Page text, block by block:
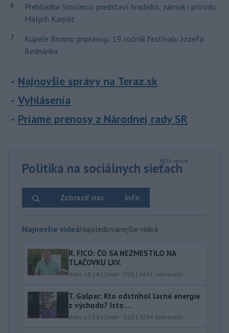
6
Prehliadka Smoleníc predstaví hradisko, zámok i prírodu
Malých Karpát
7
Kúpele Brusno pripravujú 19. ročník festivalu Jozefa
Bednárika
Najnovšie správy na Teraz.sk
Vyhlásenia
Priame prenosy z Národnej rady SR
Politika na sociálnych sieťach
Info
Zobraziť viac
Najnovšie videáNajsledovanejšie videá
R. FICO: ČO SA NEZMESTILO NA
TLAČOVKU LXV.
dnes 18:24 | Smer - SSD | 4641 zobrazení
T. Gašpar: Kto odstrihol lacné energie
z východu? Isto ...
dnes 17:56 | Smer - SSD | 3294 zobrazení